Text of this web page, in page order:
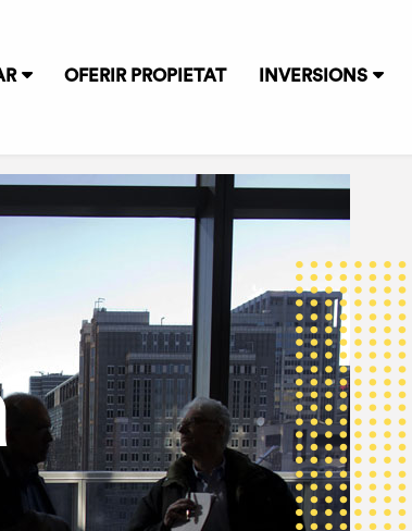
OFERIR PROPIETAT INVERSIONS